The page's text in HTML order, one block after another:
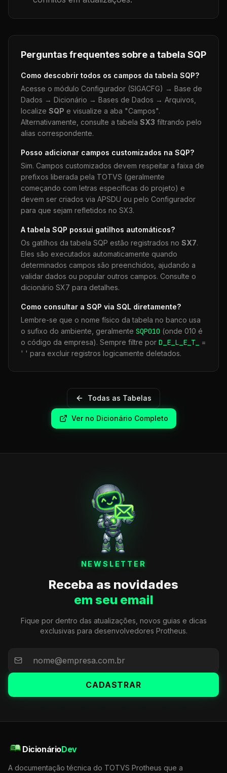
Perguntas frequentes sobre a tabela SQP
Como descobrir todos os campos da tabela SQP?
Acesse o módulo Configurador (SIGACFG) → Base de
Dados → Dicionário → Bases de Dados → Arquivos,
localize SQP e visualize a aba "Campos".
Alternativamente, consulte a tabela SX3 filtrando pelo
alias correspondente.
Posso adicionar campos customizados na SQP?
Sim. Campos customizados devem respeitar a faixa de
prefixos liberada pela TOTVS (geralmente
começando com letras específicas do projeto) e
devem ser criados via APSDU ou pelo Configurador
para que sejam refletidos no SX3.
A tabela SQP possui gatilhos automáticos?
Os gatilhos da tabela SQP estão registrados no SX7.
Eles são executados automaticamente quando
determinados campos são preenchidos, ajudando a
validar dados ou popular outros campos. Consulte o
dicionário SX7 para detalhes.
Como consultar a SQP via SQL diretamente?
Lembre-se que o nome físico da tabela no banco usa
o sufixo do ambiente, geralmente SQP010 (onde 010 é
o código da empresa). Sempre filtre por D_E_L_E_T_
=
' ' para excluir registros logicamente deletados.
Todas as Tabelas
Ver no Dicionário Completo
NEWSLETTER
Receba as novidades
em seu email
Fique por dentro das atualizações, novos guias e dicas
exclusivas para desenvolvedores Protheus.
CADASTRAR
DicionárioDev
A documentação técnica do TOTVS Protheus que a